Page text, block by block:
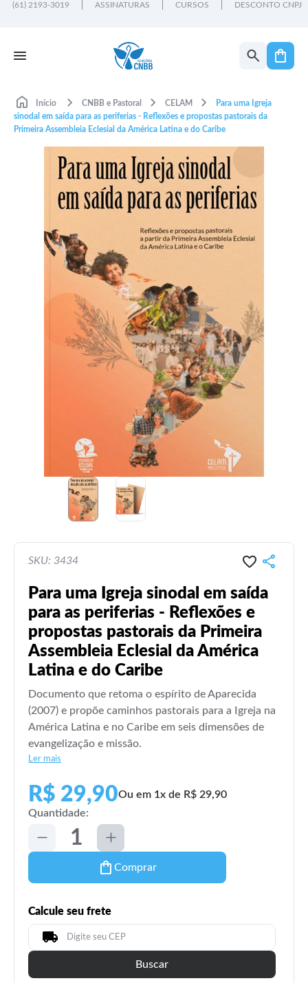
(61) 2193-3019 ASSINATURAS CURSOS DESCONTO CNPJ
Início CNBB e Pastoral CELAM
Para uma Igreja
sinodal em saída para as periferias - Reflexões e propostas pastorais da
Primeira Assembleia Eclesial da América Latina e do Caribe
SKU: 3434
Para uma Igreja sinodal em saída
para as periferias - Reflexões e
propostas pastorais da Primeira
Assembleia Eclesial da América
Latina e do Caribe
Documento que retoma o espírito de Aparecida
(2007) e propõe caminhos pastorais para a Igreja na
América Latina e no Caribe em seis dimensões de
evangelização e missão.
Ler mais
R$ 29,90Ou em 1x de R$ 29,90
Quantidade:
Comprar
Calcule seu frete
Buscar